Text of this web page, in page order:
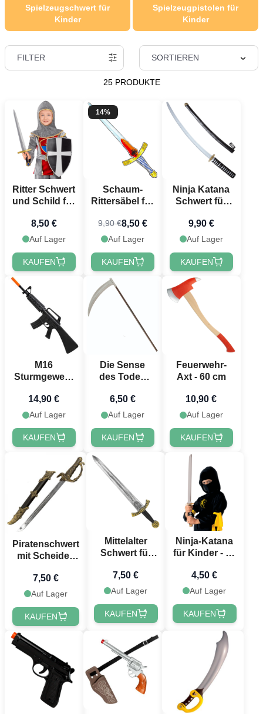
Spielzeugschwert für
Kinder
Spielzeugpistolen für
Kinder
FILTER SORTIEREN
25 PRODUKTE
Ritter Schwert
und Schild für
8,50 €
Auf Lager
KAUFEN
14%
Schaum-
Rittersäbel für
cm
9,90 €8,50 €
Auf Lager
KAUFEN
Ninja Katana
Schwert für
cm
9,90 €
Auf Lager
KAUFEN
M16
Sturmgewehr
cm
14,90 €
Auf Lager
KAUFEN
Die Sense
des Todes
6,50 €
Auf Lager
KAUFEN
Feuerwehr-
Axt - 60 cm
10,90 €
Auf Lager
KAUFEN
Piratenschwert
mit Scheide -
7,50 €
Auf Lager
KAUFEN
Mittelalter
Schwert für
cm
7,50 €
Auf Lager
KAUFEN
Ninja-Katana
für Kinder - 60
4,50 €
Auf Lager
KAUFEN